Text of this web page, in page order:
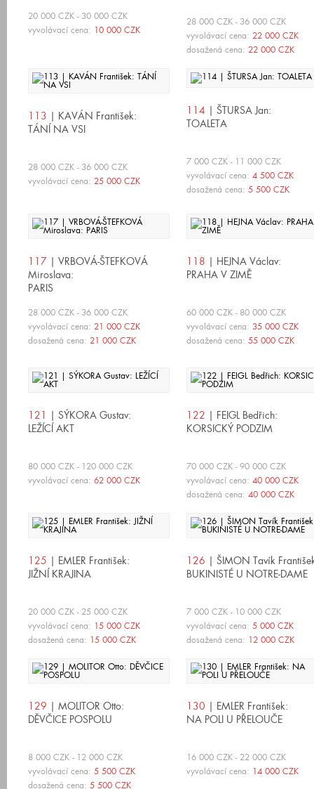
20 000 CZK - 30 000 CZK
vyvolávací cena: 10 000 CZK
28 000 CZK - 36 000 CZK
vyvolávací cena: 22 000 CZK
dosažená cena: 22 000 CZK
113 | KAVÁN František:
TÁNÍ NA VSI
28 000 CZK - 36 000 CZK
vyvolávací cena: 25 000 CZK
114 | ŠTURSA Jan:
TOALETA
7 000 CZK - 11 000 CZK
vyvolávací cena: 4 500 CZK
dosažená cena: 5 500 CZK
117 | VRBOVÁ-ŠTEFKOVÁ
Miroslava:
PARIS
28 000 CZK - 36 000 CZK
vyvolávací cena: 21 000 CZK
dosažená cena: 21 000 CZK
118 | HEJNA Václav:
PRAHA V ZIMĚ
60 000 CZK - 80 000 CZK
vyvolávací cena: 35 000 CZK
dosažená cena: 55 000 CZK
121 | SÝKORA Gustav:
LEŽÍCÍ AKT
80 000 CZK - 120 000 CZK
vyvolávací cena: 62 000 CZK
122 | FEIGL Bedřich:
KORSICKÝ PODZIM
70 000 CZK - 90 000 CZK
vyvolávací cena: 40 000 CZK
dosažená cena: 40 000 CZK
125 | EMLER František:
JIŽNÍ KRAJINA
20 000 CZK - 25 000 CZK
vyvolávací cena: 15 000 CZK
dosažená cena: 15 000 CZK
126 | ŠIMON Tavík
BUKINISTÉ U NOTRE-DAME
7 000 CZK - 10 000 CZK
vyvolávací cena: 5 000 CZK
dosažená cena: 12 000 CZK
129 | MOLITOR Otto:
DĚVČICE POSPOLU
8 000 CZK - 12 000 CZK
vyvolávací cena: 5 500 CZK
dosažená cena: 5 500 CZK
130 | EMLER František:
NA POLI U PŘELOUČE
16 000 CZK - 22 000 CZK
vyvolávací cena: 14 000 CZK